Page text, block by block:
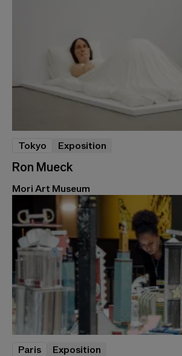
Ron Mueck
Tokyo Exposition
Mori Art Museum
Paris Exposition